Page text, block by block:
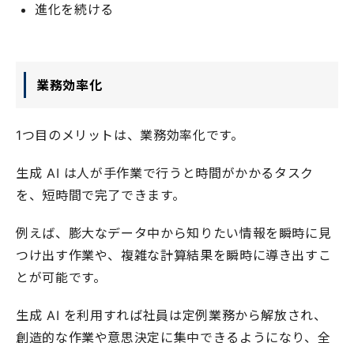
進化を続ける
業務効率化
1つ目のメリットは、業務効率化です。
生成 AI は人が手作業で行うと時間がかかるタスク
を、短時間で完了できます。
例えば、膨大なデータ中から知りたい情報を瞬時に見
つけ出す作業や、複雑な計算結果を瞬時に導き出すこ
とが可能です。
生成 AI を利用すれば社員は定例業務から解放され、
創造的な作業や意思決定に集中できるようになり、全